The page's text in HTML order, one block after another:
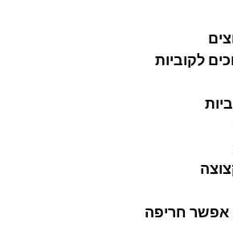
אפשר חריפה